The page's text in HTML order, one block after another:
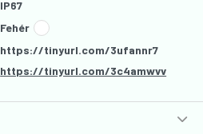
IP67
Fehér
https://tinyurl.com/3ufannr7
https://tinyurl.com/3c4amwvv